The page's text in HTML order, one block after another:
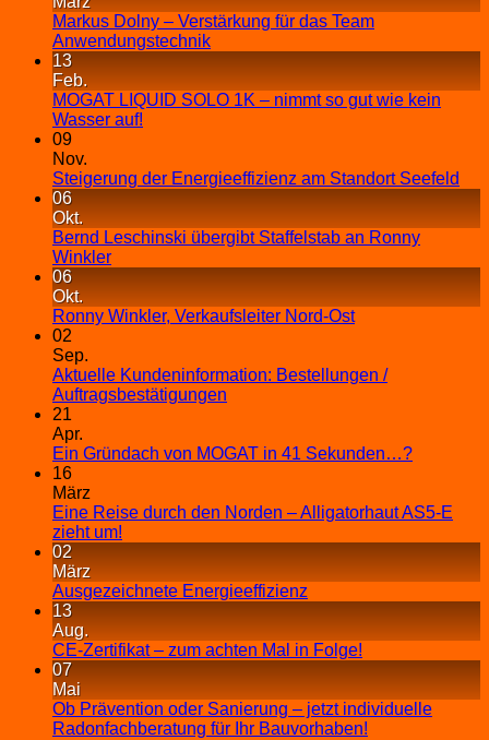
Markus Dolny – Verstärkung für das Team
Anwendungstechnik
13
Feb.
MOGAT LIQUID SOLO 1K – nimmt so gut wie kein
Wasser auf!
09
Nov.
Steigerung der Energieeffizienz am Standort Seefeld
06
Okt.
Bernd Leschinski übergibt Staffelstab an Ronny
Winkler
06
Okt.
Ronny Winkler, Verkaufsleiter Nord-Ost
02
Sep.
Aktuelle Kundeninformation: Bestellungen /
Auftragsbestätigungen
21
Apr.
Ein Gründach von MOGAT in 41 Sekunden…?
16
März
Eine Reise durch den Norden – Alligatorhaut AS5-E
zieht um!
02
März
Ausgezeichnete Energieeffizienz
13
Aug.
CE-Zertifikat – zum achten Mal in Folge!
07
Mai
Ob Prävention oder Sanierung – jetzt individuelle
Radonfachberatung für Ihr Bauvorhaben!